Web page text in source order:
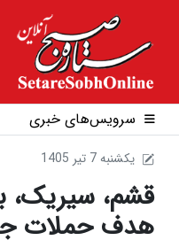
سرویس‌های خبری
1405 يکشنبه 7 تير
قشم، سیریک،
هدف حملات